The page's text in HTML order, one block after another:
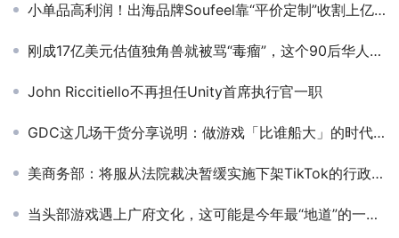
小单品高利润！出海品牌Soufeel靠“平价定制”收割上亿年收！
刚成17亿美元估值独角兽就被骂“毒瘤”，这个90后华人团队主导开发的“AI选秀”产品什么来头？
John Riccitiello不再担任Unity首席执行官一职
GDC这几场干货分享说明：做游戏「比谁船大」的时代结束了
美商务部：将服从法院裁决暂缓实施下架TikTok的行政命令
当头部游戏遇上广府文化，这可能是今年最“地道”的一场联动